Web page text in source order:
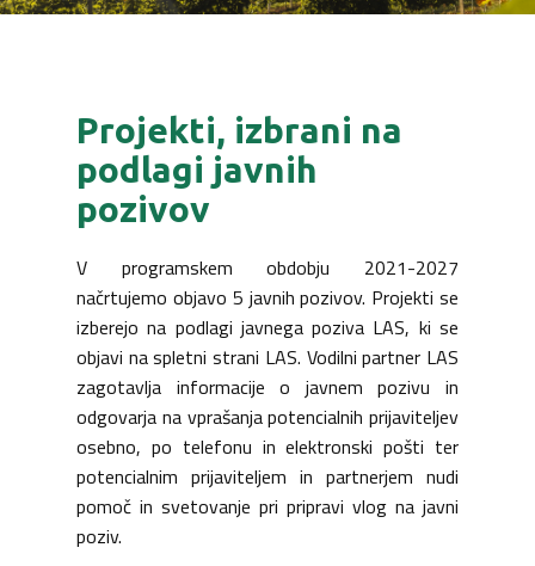
Projekti, izbrani na
podlagi javnih
pozivov
V programskem obdobju 2021-2027
načrtujemo objavo 5 javnih pozivov. Projekti se
izberejo na podlagi javnega poziva LAS, ki se
objavi na spletni strani LAS. Vodilni partner LAS
zagotavlja informacije o javnem pozivu in
odgovarja na vprašanja potencialnih prijaviteljev
osebno, po telefonu in elektronski pošti ter
potencialnim prijaviteljem in partnerjem nudi
pomoč in svetovanje pri pripravi vlog na javni
poziv.